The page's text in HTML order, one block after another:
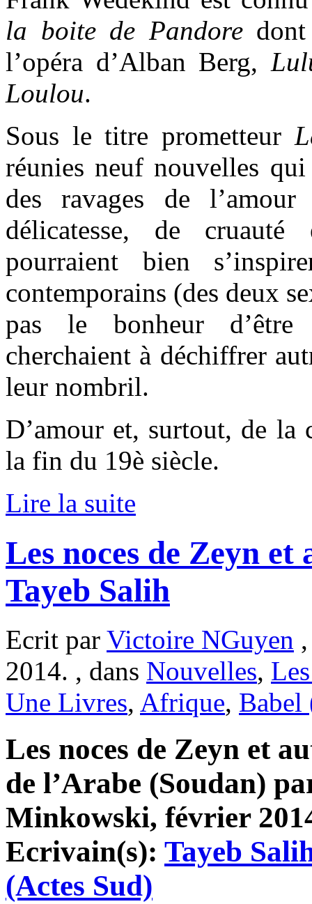
la boite de Pandoredont
l’opéra d’Alban Berg,
Loulou.
Sous le titre prometteur
réunies neuf nouvelles
des ravages de
délicatesse, de
pourraient bien
contemporains (des deux
pas le bonheur d’être
cherchaient à déchiffrer
leur nombril.
D’amour et, surtout, de la
la fin du 19è siècle.
Lire la suite
Les noces de Zeyn et
Tayeb Salih
Ecrit par Victoire NGuyen
2014. , dans Nouvelles,
Une Livres, Afrique, Babel
Les noces de Zeyn et
de l’Arabe (Soudan)
Minkowski, février
Ecrivain(s): Tayeb
(Actes Sud)